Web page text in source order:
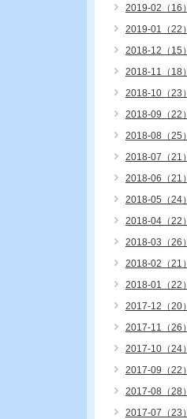
2019-02（16）
2019-01（22）
2018-12（15）
2018-11（18）
2018-10（23）
2018-09（22）
2018-08（25）
2018-07（21）
2018-06（21）
2018-05（24）
2018-04（22）
2018-03（26）
2018-02（21）
2018-01（22）
2017-12（20）
2017-11（26）
2017-10（24）
2017-09（22）
2017-08（28）
2017-07（23）